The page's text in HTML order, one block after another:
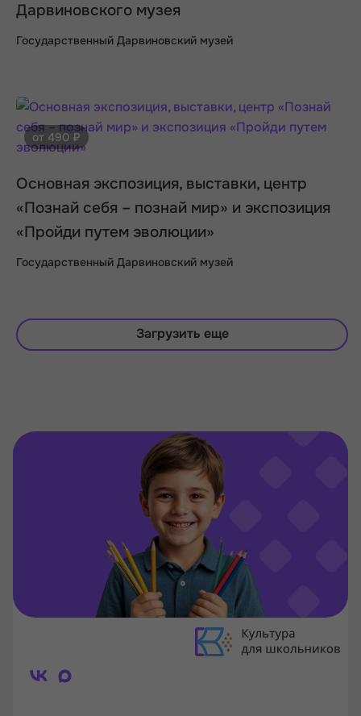
Дарвиновского музея
Государственный Дарвиновский музей
от 490 ₽
Основная экспозиция, выставки, центр
«Познай себя – познай мир» и экспозиция
«Пройди путем эволюции»
Государственный Дарвиновский музей
Загрузить еще